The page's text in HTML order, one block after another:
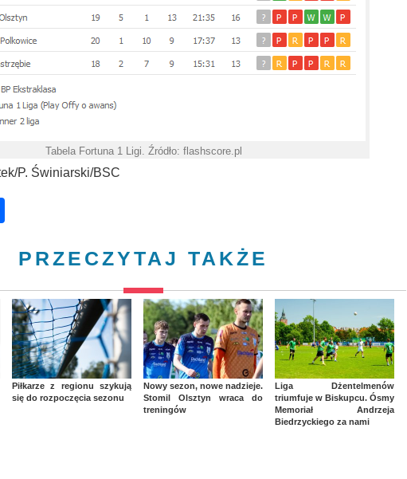
Tabela Fortuna 1 Ligi. Źródło: flashscore.pl
P. Świniarski/BSC
PRZECZYTAJ TAKŻE
Piłkarze z regionu szykują
się do rozpoczęcia sezonu
Nowy sezon, nowe nadzieje.
Stomil Olsztyn wraca do
treningów
Liga Dżentelmenów
triumfuje w Biskupcu. Ósmy
Memoriał Andrzeja
Biedrzyckiego za nami